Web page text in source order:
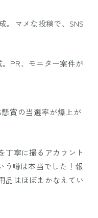
。マメな投稿で、SNS
。PR、モニター案件が
賞の当選率が爆上が
丁寧に撮るアカウント
う噂は本当でした！報
品はほぼまかなえてい